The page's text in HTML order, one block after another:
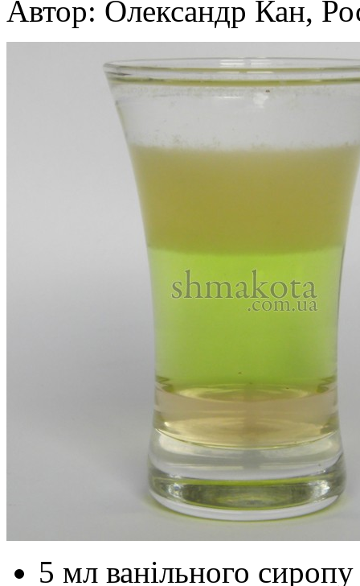
Автор: Олександр Кан,
5 мл ванільного сиропу